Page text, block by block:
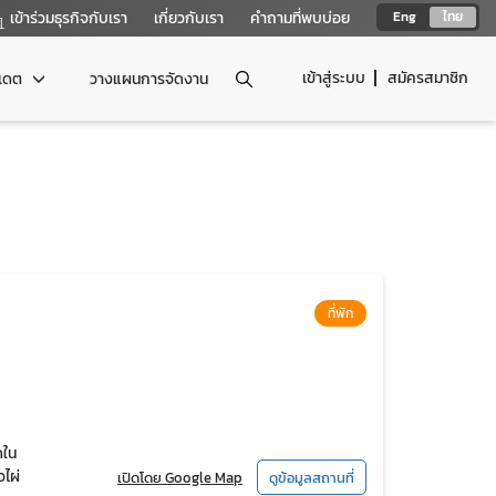
Eng ไทย
เข้าร่วมธุรกิจกับเรา เกี่ยวกับเรา คำถามที่พบบ่อย
เข้าสู่ระบบ สมัครสมาชิก
ดต วางแผนการจัดงาน
ที่พัก
น
ผ่
เปิดโดย Google Map ดูข้อมูลสถานที่